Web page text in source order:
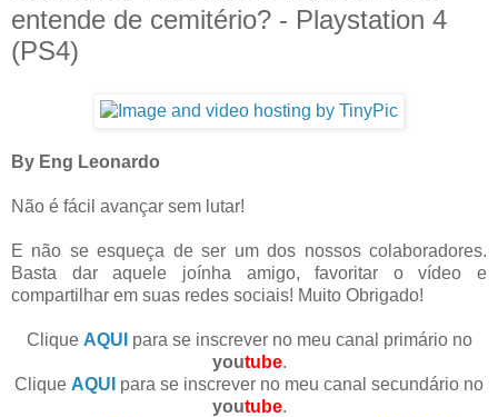
entende de cemitério? - Playstation 4
(PS4)
By Eng Leonardo
Não é fácil avançar sem lutar!
E não se esqueça de ser um dos nossos colaboradores.
Basta dar aquele joínha amigo, favoritar o vídeo e
compartilhar em suas redes sociais! Muito Obrigado!
Clique AQUI para se inscrever no meu canal primário no
youtube.
Clique AQUI para se inscrever no meu canal secundário no
youtube.